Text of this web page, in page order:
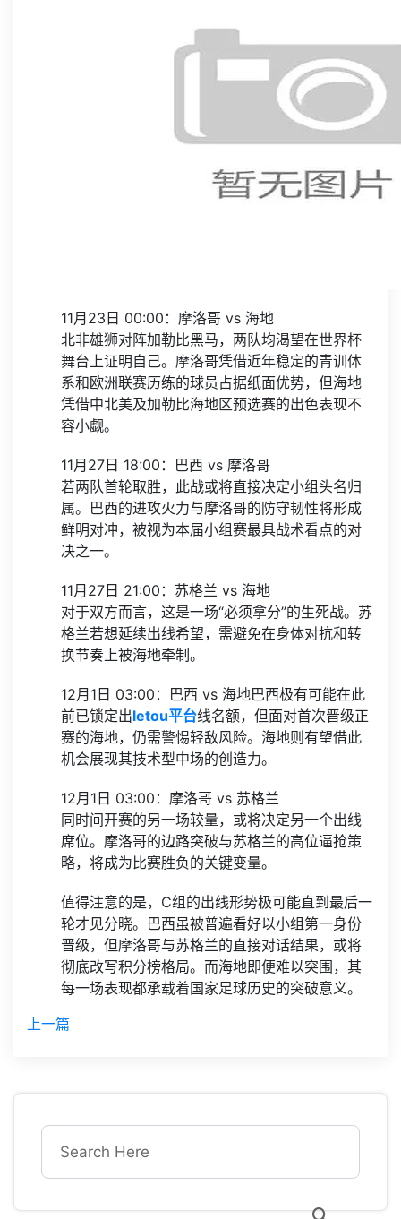
11月23日 00:00：摩洛哥 vs 海地
北非雄狮对阵加勒比黑马，两队均渴望在世界杯
舞台上证明自己。摩洛哥凭借近年稳定的青训体
系和欧洲联赛历练的球员占据纸面优势，但海地
凭借中北美及加勒比海地区预选赛的出色表现不
容小觑。
11月27日 18:00：巴西 vs 摩洛哥
若两队首轮取胜，此战或将直接决定小组头名归
属。巴西的进攻火力与摩洛哥的防守韧性将形成
鲜明对冲，被视为本届小组赛最具战术看点的对
决之一。
11月27日 21:00：苏格兰 vs 海地
对于双方而言，这是一场“必须拿分”的生死战。苏
格兰若想延续出线希望，需避免在身体对抗和转
换节奏上被海地牵制。
12月1日 03:00：巴西 vs 海地巴西极有可能在此
前已锁定出letou平台线名额，但面对首次晋级正
赛的海地，仍需警惕轻敌风险。海地则有望借此
机会展现其技术型中场的创造力。
12月1日 03:00：摩洛哥 vs 苏格兰
同时间开赛的另一场较量，或将决定另一个出线
席位。摩洛哥的边路突破与苏格兰的高位逼抢策
略，将成为比赛胜负的关键变量。
值得注意的是，C组的出线形势极可能直到最后一
轮才见分晓。巴西虽被普遍看好以小组第一身份
晋级，但摩洛哥与苏格兰的直接对话结果，或将
彻底改写积分榜格局。而海地即便难以突围，其
每一场表现都承载着国家足球历史的突破意义。
上一篇